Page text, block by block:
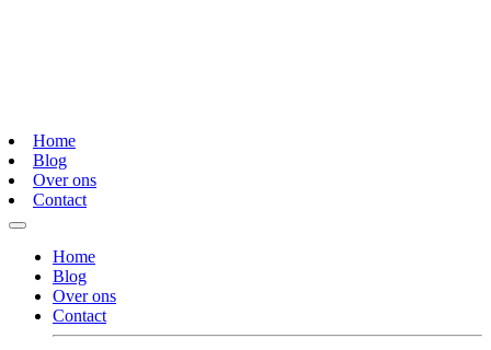
Home
Blog
Over ons
Contact
Home
Blog
Over ons
Contact